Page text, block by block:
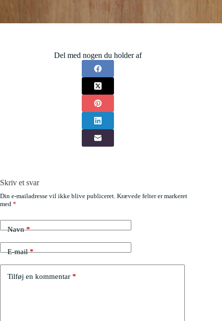
Del med nogen du holder af
Skriv et svar
Din e-mailadresse vil ikke blive publiceret. Krævede felter er markeret
med *
Navn*
E-mail*
Tilføj en kommentar *